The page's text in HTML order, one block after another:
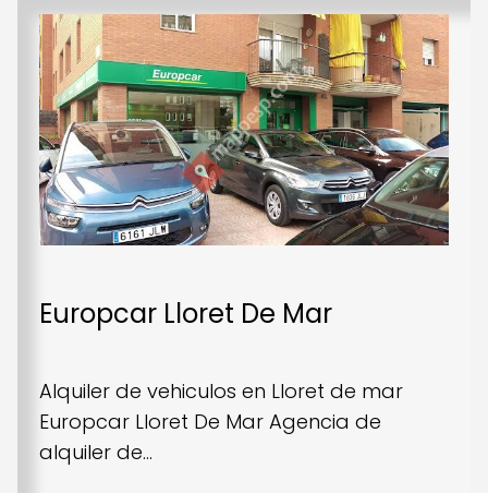
Europcar Lloret De Mar
Alquiler de vehiculos en Lloret de mar
Europcar Lloret De Mar Agencia de
alquiler de...